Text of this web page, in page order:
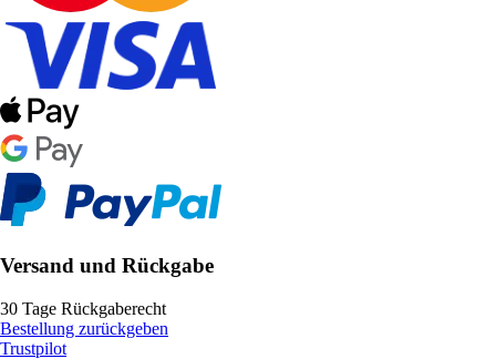
Versand und Rückgabe
30 Tage Rückgaberecht
Bestellung zurückgeben
Trustpilot